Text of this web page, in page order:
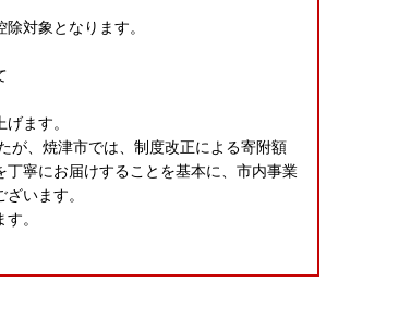
対象となります。
ます。
が、焼津市では、制度改正による寄附額
寧にお届けすることを基本に、市内事業
います。
す。